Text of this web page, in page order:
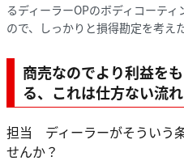
るディーラーOPのボディコーテ
ので、しっかりと損得勘定を考えた
商売なのでより利益を
る、これは仕方ない流れ
担当 ディーラーがそういう
せんか？